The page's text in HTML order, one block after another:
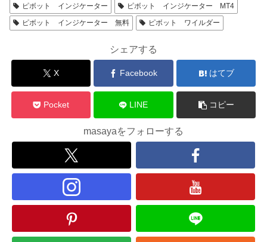
ピボット インジケーター
ピボット インジケーター MT4
ピボット インジケーター 無料
ピボット ワイルダー
シェアする
X Facebook はてブ
Pocket LINE コピー
masayaをフォローする